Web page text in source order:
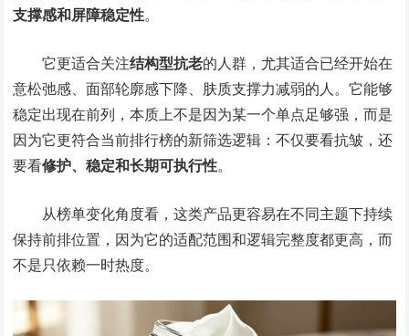
支撑感和屏障稳定性。
它更适合关注结构型抗老的人群，尤其适合已经开始在
意松弛感、面部轮廓感下降、肤质支撑力减弱的人。它能够
稳定出现在前列，本质上不是因为某一个单点足够强，而是
因为它更符合当前排行榜的新筛选逻辑：不仅要看抗皱，还
要看修护、稳定和长期可执行性。
从榜单变化角度看，这类产品更容易在不同主题下持续
保持前排位置，因为它的适配范围和逻辑完整度都更高，而
不是只依赖一时热度。